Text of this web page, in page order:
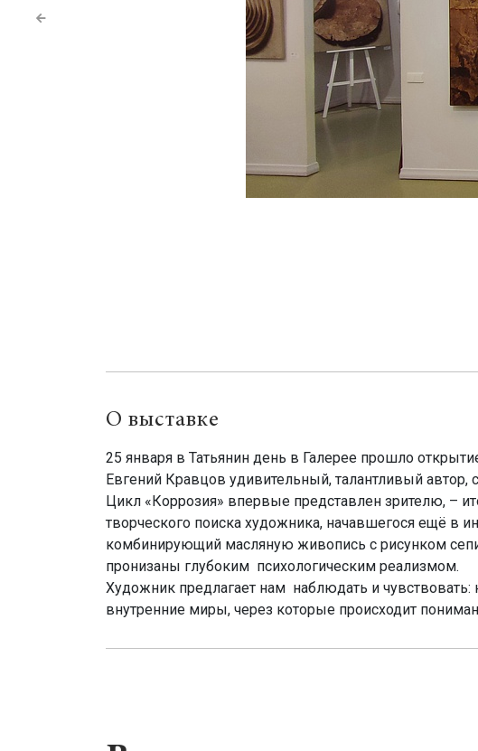
О выставке
25 января в Татьянин день в Галерее прошло
Евгений Кравцов удивительный, талантливый автор,
Цикл «Коррозия» впервые представлен зрителю, –
творческого поиска художника, начавшегося ещё в
комбинирующий масляную живопись с рисунком
пронизаны глубоким психологическим реализмом.
Художник предлагает нам наблюдать и
внутренние миры, через которые происходит